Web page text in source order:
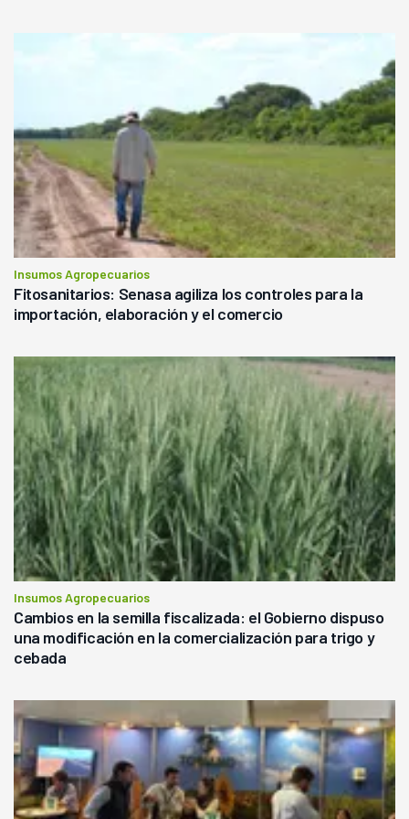
Insumos Agropecuarios
Fitosanitarios: Senasa agiliza los controles para la
importación, elaboración y el comercio
Insumos Agropecuarios
Cambios en la semilla fiscalizada: el Gobierno dispuso
una modificación en la comercialización para trigo y
cebada